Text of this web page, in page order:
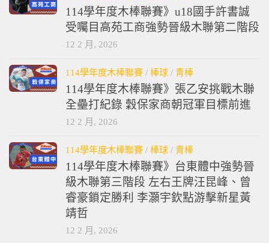
114學年度木棒聯賽》u18國手許書誠
受囑目高苑工商強勢晉級木聯第二階段
12 2 月, 2026
114學年度木棒聯賽 / 棒球 / 青棒
114學年度木棒聯賽》張乙安挑戰木聯
全壘打紀錄 穀保家商朝冠軍目標前進
12 2 月, 2026
114學年度木棒聯賽 / 棒球 / 青棒
114學年度木棒聯賽》台東體中強勢晉
級木聯第三階段 左右王牌汪昆峰、曾
睿豪鎖定勝利 李灝宇欽點游擊新星黃
靖哲
12 2 月, 2026